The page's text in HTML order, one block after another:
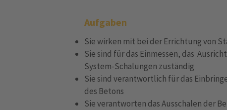
Aufgaben
Sie wirken mit bei der Errichtung von
Sie sind für das Einmessen, das
System-Schalungen zuständig
Sie sind verantwortlich für das
des Betons
Sie verantworten das Ausschalen der